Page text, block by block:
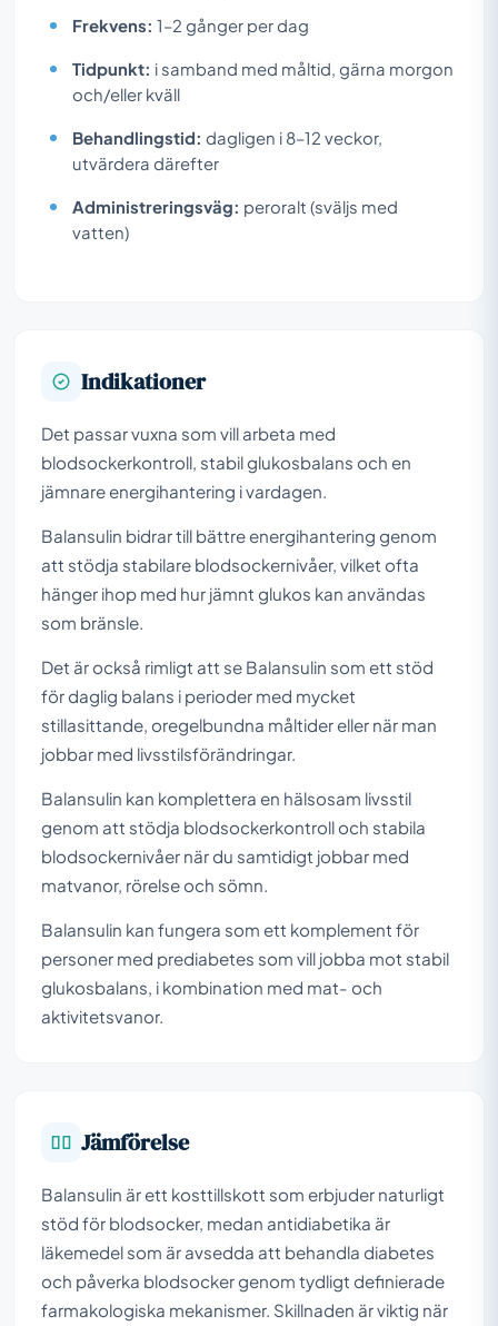
Frekvens: 1–2 gånger per dag
Tidpunkt: i samband med måltid, gärna morgon
och/eller kväll
Behandlingstid: dagligen i 8–12 veckor,
utvärdera därefter
Administreringsväg: peroralt (sväljs med
vatten)
Indikationer
Det passar vuxna som vill arbeta med
blodsockerkontroll, stabil glukosbalans och en
jämnare energihantering i vardagen.
Balansulin bidrar till bättre energihantering genom
att stödja stabilare blodsockernivåer, vilket ofta
hänger ihop med hur jämnt glukos kan användas
som bränsle.
Det är också rimligt att se Balansulin som ett stöd
för daglig balans i perioder med mycket
stillasittande, oregelbundna måltider eller när man
jobbar med livsstilsförändringar.
Balansulin kan komplettera en hälsosam livsstil
genom att stödja blodsockerkontroll och stabila
blodsockernivåer när du samtidigt jobbar med
matvanor, rörelse och sömn.
Balansulin kan fungera som ett komplement för
personer med prediabetes som vill jobba mot stabil
glukosbalans, i kombination med mat- och
aktivitetsvanor.
Jämförelse
Balansulin är ett kosttillskott som erbjuder naturligt
stöd för blodsocker, medan antidiabetika är
läkemedel som är avsedda att behandla diabetes
och påverka blodsocker genom tydligt definierade
farmakologiska mekanismer. Skillnaden är viktig när